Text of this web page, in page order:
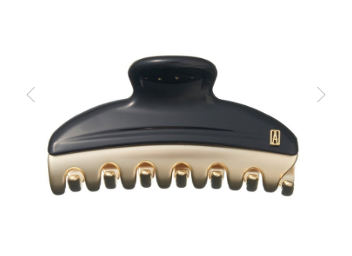
トピックス
ヘアアレンジ動画
ヒストリー